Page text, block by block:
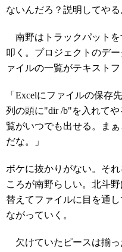
ないんだろ？説明してやる
南野はトラックパットを
叩く。プロジェクトのデ
ァイルの一覧がテキスト
「Excelにファイルの保存
列の頭に"dir /b"を入れて
覧がいつでも出せる。ま
だな。」
ボケに抜かりがない。そ
ころが南野らしい。北斗
替えてファイルに目を通
ながっていく。
欠けていたピースは揃っ